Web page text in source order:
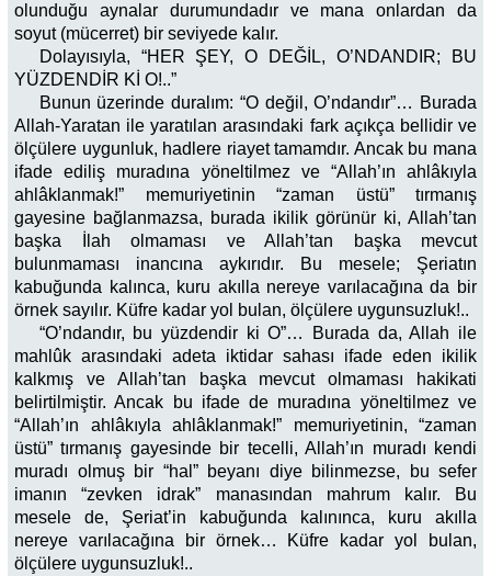
olunduğu aynalar durumundadır ve mana onlardan da
soyut (mücerret) bir seviyede kalır.
Dolayısıyla, “HER ŞEY, O DEĞİL, O’NDANDIR; BU
YÜZDENDİR Kİ O!..”
Bunun üzerinde duralım: “O değil, O’ndandır”… Burada
Allah-Yaratan ile yaratılan arasındaki fark açıkça bellidir ve
ölçülere uygunluk, hadlere riayet tamamdır. Ancak bu mana
ifade ediliş muradına yöneltilmez ve “Allah’ın ahlâkıyla
ahlâklanmak!” memuriyetinin “zaman üstü” tırmanış
gayesine bağlanmazsa, burada ikilik görünür ki, Allah’tan
başka İlah olmaması ve Allah’tan başka mevcut
bulunmaması inancına aykırıdır. Bu mesele; Şeriatın
kabuğunda kalınca, kuru akılla nereye varılacağına da bir
örnek sayılır. Küfre kadar yol bulan, ölçülere uygunsuzluk!..
“O’ndandır, bu yüzdendir ki O”… Burada da, Allah ile
mahlûk arasındaki adeta iktidar sahası ifade eden ikilik
kalkmış ve Allah’tan başka mevcut olmaması hakikati
belirtilmiştir. Ancak bu ifade de muradına yöneltilmez ve
“Allah’ın ahlâkıyla ahlâklanmak!” memuriyetinin, “zaman
üstü” tırmanış gayesinde bir tecelli, Allah’ın muradı kendi
muradı olmuş bir “hal” beyanı diye bilinmezse, bu sefer
imanın “zevken idrak” manasından mahrum kalır. Bu
mesele de, Şeriat’in kabuğunda kalınınca, kuru akılla
nereye varılacağına bir örnek… Küfre kadar yol bulan,
ölçülere uygunsuzluk!..